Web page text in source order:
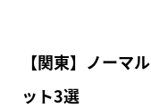
【関東】ノーマ
ット3選